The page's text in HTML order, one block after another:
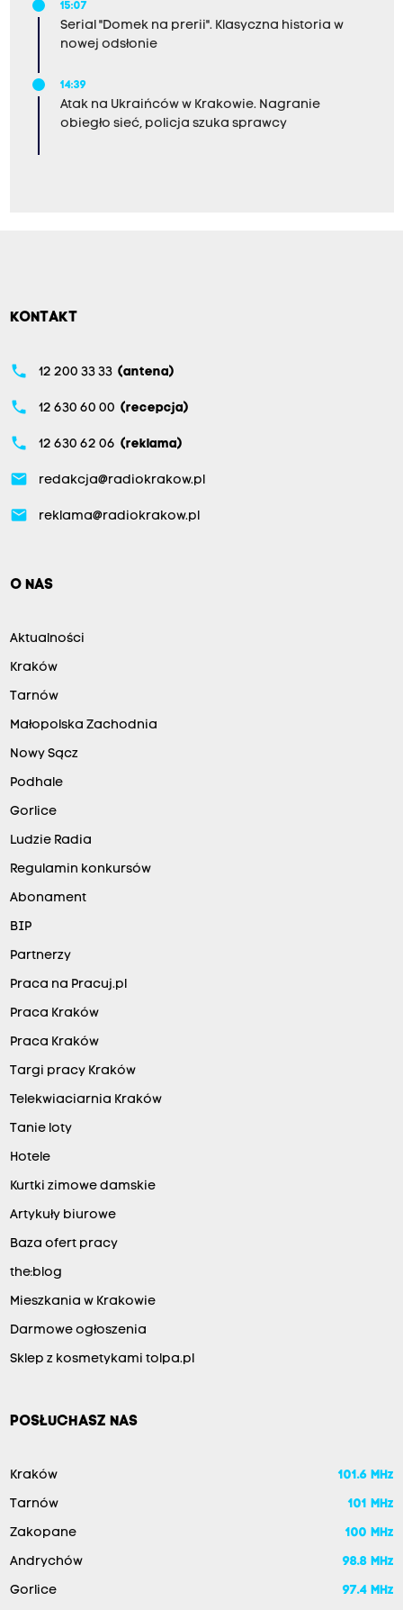
15:07
Serial "Domek na prerii". Klasyczna historia w
nowej odsłonie
14:39
Atak na Ukraińców w Krakowie. Nagranie
obiegło sieć, policja szuka sprawcy
KONTAKT
phone 12 200 33 33 (antena)
phone 12 630 60 00 (recepcja)
phone 12 630 62 06 (reklama)
email redakcja@radiokrakow.pl
email reklama@radiokrakow.pl
O NAS
Aktualności
Kraków
Tarnów
Małopolska Zachodnia
Nowy Sącz
Podhale
Gorlice
Ludzie Radia
Regulamin konkursów
Abonament
BIP
Partnerzy
Praca na Pracuj.pl
Praca Kraków
Praca Kraków
Targi pracy Kraków
Telekwiaciarnia Kraków
Tanie loty
Hotele
Kurtki zimowe damskie
Artykuły biurowe
Baza ofert pracy
the:blog
Mieszkania w Krakowie
Darmowe ogłoszenia
Sklep z kosmetykami tolpa.pl
POSŁUCHASZ NAS
Kraków 101.6 MHz
Tarnów 101 MHz
Zakopane 100 MHz
Andrychów 98.8 MHz
Gorlice 97.4 MHz